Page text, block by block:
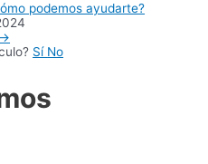
podemos ayudarte?
Sí No